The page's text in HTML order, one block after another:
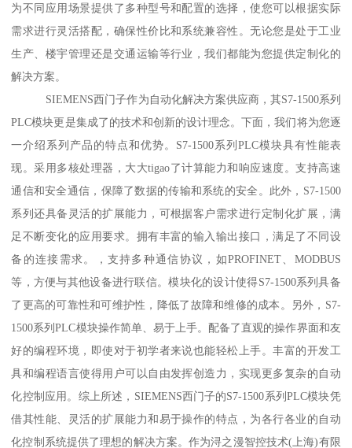
为不同应用场景提供了多种型号和配置的选择，使您可以根据实际
需求进行灵活搭配，确保性价比和系统兼容性。无论您是处于工业
生产、楼宇管理还是交通运输等行业，我们都能为您提供定制化的
解决方案。
SIEMENS西门子作为自动化解决方案供应商，其S7-1500系列
PLC模块更是集成了的技术和创新的设计理念。下面，我们将为您逐
一介绍系列产品的特点和优势。S7-1500系列PLC模块具有性能表
现。采用多核处理器，大大tigao了计算能力和响应速度。支持高速
通信和安全通信，保障了数据的传输和系统的安全。此外，S7-1500
系列还具备灵活的扩展能力，可根据客户需求进行定制化扩展，满
足不断变化的应用要求。拥有丰富的输入输出接口，满足了不同设
备的连接需求。，支持多种通信协议，如PROFINET、MODBUS
等，方便与其他设备进行联信。模块化的设计使得S7-1500系列具备
了更高的可靠性和可维护性，降低了故障和维修的成本。另外，S7-
1500系列PLC模块操作简单、易于上手。配备了直观的操作界面和友
好的编程环境，即使对于初学者来说也能轻松上手。丰富的开发工
具和编程语言使得用户可以自由发挥创造力，实现更多复杂的自动
化控制应用。综上所述，SIEMENS西门子的S7-1500系列PLC模块凭
借其性能、灵活的扩展能力和易于操作的特点，为各行各业的自动
化控制系统提供了理想的解决方案。作为浔之漫智控技术(上海)有限